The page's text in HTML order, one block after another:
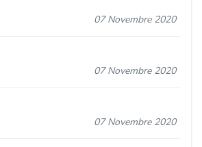
07 Novembre 2020
07 Novembre 2020
07 Novembre 2020